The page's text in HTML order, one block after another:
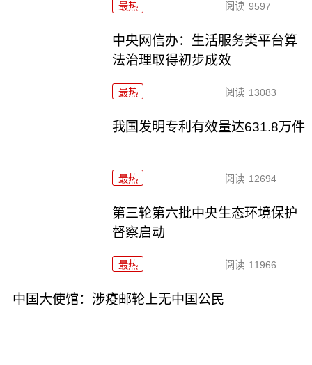
最热 阅读 9597
中央网信办：生活服务类平台算
法治理取得初步成效
最热 阅读 13083
我国发明专利有效量达631.8万件
最热 阅读 12694
第三轮第六批中央生态环境保护
督察启动
最热 阅读 11966
中国大使馆：涉疫邮轮上无中国公民